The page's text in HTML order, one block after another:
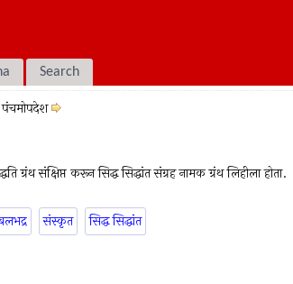
Search
पंचमोपदेश
ग्रंथ संक्षिप्त करून सिद्ध सिद्धांत संग्रह नामक ग्रंथ लिहीला होता.
संस्कृत सिद्ध सिद्धांत